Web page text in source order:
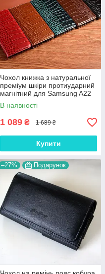
Чохол книжка з натуральної
преміум шкіри протиударний
магнітний для Samsung A22
A225F "CROCODILE"
В наявності
1 089 ₴ 1 689 ₴
Купити
–27% Подарунок